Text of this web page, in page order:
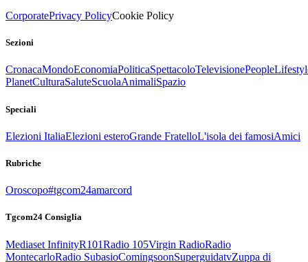
CorporatePrivacy PolicyCookie Policy
Sezioni
CronacaMondoEconomiaPoliticaSpettacoloTelevisionePeople
PlanetCulturaSaluteScuolaAnimaliSpazio
Speciali
Elezioni ItaliaElezioni esteroGrande FratelloL'isola dei famosiAmici
Rubriche
Oroscopo#tgcom24amarcord
Tgcom24 Consiglia
Mediaset InfinityR101Radio 105Virgin RadioRadio
MontecarloRadio SubasioComingsoonSuperguidatvZuppa di